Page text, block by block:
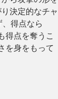
決定的なチャ
得点なら
得点を奪うこ
を身をもって